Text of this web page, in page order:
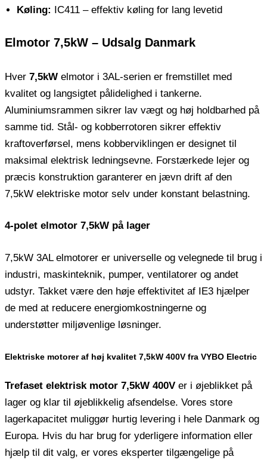
Køling:
IC411 – effektiv køling for lang levetid
Elmotor 7,5kW – Udsalg Danmark
Hver 7,5kW elmotor i 3AL-serien er fremstillet med
kvalitet og langsigtet pålidelighed i tankerne.
Aluminiumsrammen sikrer lav vægt og høj holdbarhed på
samme tid. Stål- og kobberrotoren sikrer effektiv
kraftoverførsel, mens kobberviklingen er designet til
maksimal elektrisk ledningsevne. Forstærkede lejer og
præcis konstruktion garanterer en jævn drift af den
7,5kW elektriske motor selv under konstant belastning.
4-polet elmotor 7,5kW på lager
7,5kW 3AL elmotorer er universelle og velegnede til brug i
industri, maskinteknik, pumper, ventilatorer og andet
udstyr. Takket være den høje effektivitet af IE3 hjælper
de med at reducere energiomkostningerne og
understøtter miljøvenlige løsninger.
Elektriske motorer af høj kvalitet 7,5kW 400V fra VYBO Electric
Trefaset elektrisk motor 7,5kW 400V er i øjeblikket på
lager og klar til øjeblikkelig afsendelse. Vores store
lagerkapacitet muliggør hurtig levering i hele Danmark og
Europa. Hvis du har brug for yderligere information eller
hjælp til dit valg, er vores eksperter tilgængelige på